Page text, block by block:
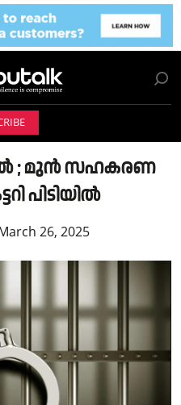
; മുൻ സഹകരണ
പിടിയിൽ
26, 2025